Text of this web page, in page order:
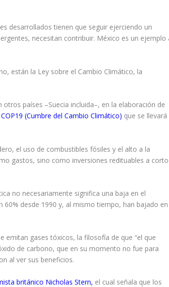
desarrollados tienen que seguir ejerciendo un
necesitan contribuir. México es un ejemplo
están la Ley sobre el Cambio Climático, la
países –Suecia incluida–, en la elaboración de
COP19 (Cumbre del Cambio Climático) que se llevará
el uso de combustibles fósiles y el alto a la
gastos, sino como inversiones redituables a corto
no necesariamente significa una baja en el
desde 1990 y, al mismo tiempo, han bajado en
emitan gases tóxicos, la filosofía de que “el que
de carbono, que en su momento no fue para
al ver sus beneficios.
británico Nicholas Stern, el cual señala que los